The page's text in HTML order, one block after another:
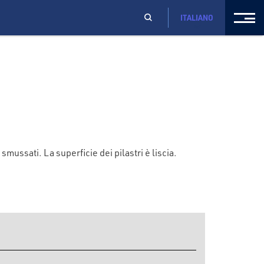
ITALIANO
La superficie dei pilastri è liscia.